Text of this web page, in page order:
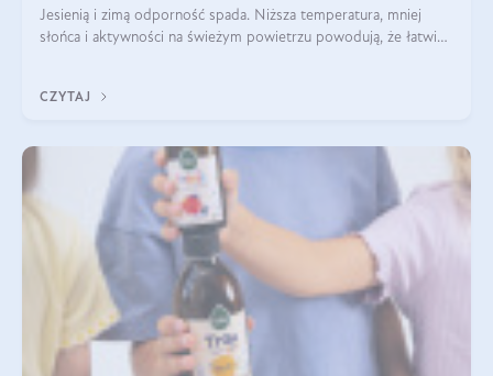
Jesienią i zimą odporność spada. Niższa temperatura, mniej
słońca i aktywności na świeżym powietrzu powodują, że łatwiej
suplementować jesienią i zimą?
CZYTAJ